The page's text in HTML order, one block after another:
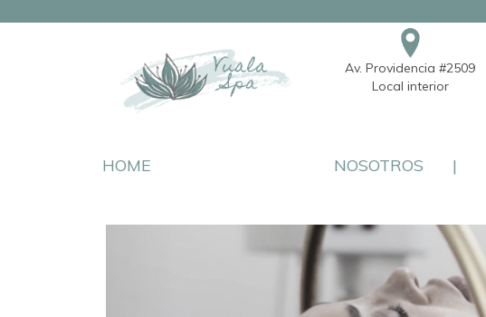
Av. Providencia #2509
Local interior
HOME NOSOTROS |